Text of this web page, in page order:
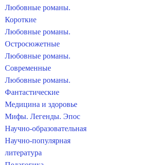
Любовные романы.
Короткие
Любовные романы.
Остросюжетные
Любовные романы.
Современные
Любовные романы.
Фантастические
Медицина и здоровье
Мифы. Легенды. Эпос
Научно-образовательная
Научно-популярная
литература